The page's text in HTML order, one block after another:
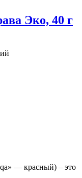
Эко, 40 г
— красный) – это